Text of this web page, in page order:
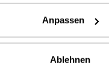
Anpassen
Ablehnen